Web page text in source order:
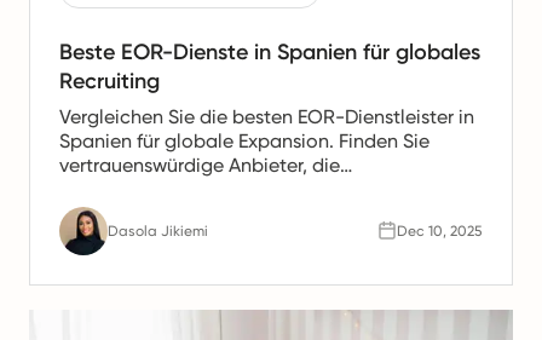
Beste EOR-Dienste in Spanien für globales
Recruiting
Vergleichen Sie die besten EOR-Dienstleister in
Spanien für globale Expansion. Finden Sie
vertrauenswürdige Anbieter, die
Unterstützung für spanische Teams anbieten.
Dasola Jikiemi Dec 10, 2025